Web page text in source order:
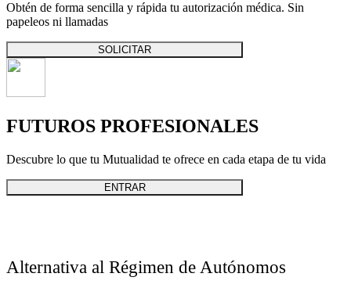
Obtén de forma sencilla y rápida tu autorización médica. Sin
papeleos ni llamadas
SOLICITAR
FUTUROS PROFESIONALES
Descubre lo que tu Mutualidad te ofrece en cada etapa de tu vida
ENTRAR
Alternativa al Régimen de Autónomos